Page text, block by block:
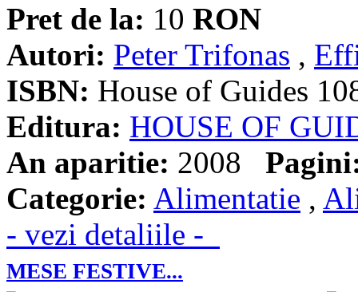
Pret de la: 10 RON
Autori: Peter Trifonas ,
ISBN: House of Guides
Editura: HOUSE OF
An aparitie: 2008
Categorie: Alimentatie ,
- vezi detaliile -
MESE FESTIVE...